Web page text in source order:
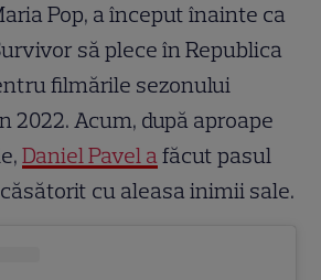
Pop, a început înainte ca
să plece în Republica
filmările sezonului
2022. Acum, după aproape
Daniel Pavel a făcut pasul
cu aleasa inimii sale.